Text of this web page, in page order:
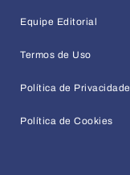
Equipe Editorial
Termos de Uso
Política de Privacidade
Política de Cookies